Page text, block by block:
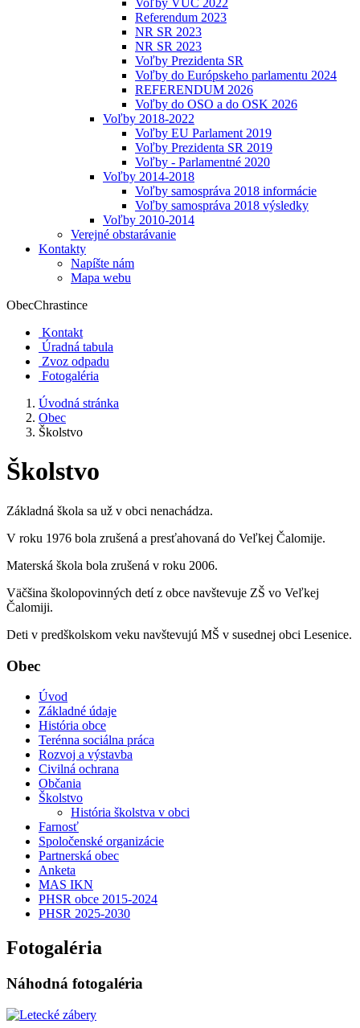
Voľby VÚC 2022
Referendum 2023
NR SR 2023
NR SR 2023
Voľby Prezidenta SR
Voľby do Európskeho parlamentu 2024
REFERENDUM 2026
Voľby do OSO a do OSK 2026
Voľby 2018-2022
Voľby EU Parlament 2019
Voľby Prezidenta SR 2019
Voľby - Parlamentné 2020
Voľby 2014-2018
Voľby samospráva 2018 informácie
Voľby samospráva 2018 výsledky
Voľby 2010-2014
Verejné obstarávanie
Kontakty
Napíšte nám
Mapa webu
ObecChrastince
Kontakt
Úradná tabula
Zvoz odpadu
Fotogaléria
Úvodná stránka
Obec
Školstvo
Školstvo
Základná škola sa už v obci nenachádza.
V roku 1976 bola zrušená a presťahovaná do Veľkej Čalomije.
Materská škola bola zrušená v roku 2006.
Väčšina školopovinných detí z obce navštevuje ZŠ vo Veľkej
Čalomiji.
Deti v predškolskom veku navštevujú MŠ v susednej obci Lesenice.
Obec
Úvod
Základné údaje
História obce
Terénna sociálna práca
Rozvoj a výstavba
Civilná ochrana
Občania
Školstvo
História školstva v obci
Farnosť
Spoločenské organizácie
Partnerská obec
Anketa
MAS IKN
PHSR obce 2015-2024
PHSR 2025-2030
Fotogaléria
Náhodná fotogaléria